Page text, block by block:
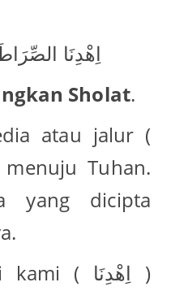
: اِهْدِنَا
Sholat.
atau jalur (
yang dicipta
Pada kata tunjuki kami ( اِهْدِنَا )